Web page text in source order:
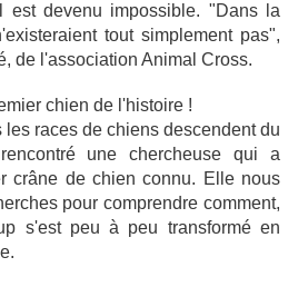
est devenu impossible. "Dans la
tout simplement pas",
de l'association Animal Cross.
chien de l'histoire !
races de chiens descendent du
une chercheuse qui a
crâne de chien connu. Elle nous
pour comprendre comment,
s'est peu à peu transformé en